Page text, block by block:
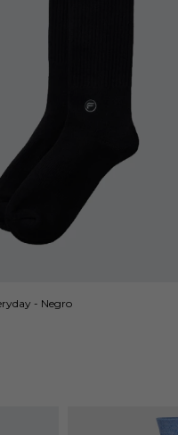
- Negro